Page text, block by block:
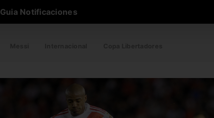
Guia Notificaciones